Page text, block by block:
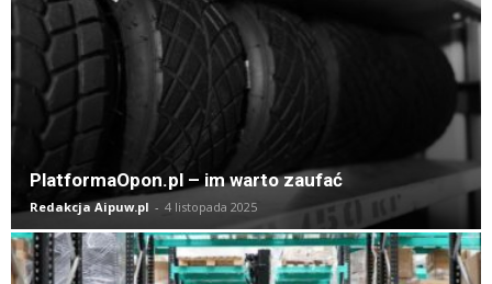
PlatformaOpon.pl – im warto zaufać
Redakcja Aipuw.pl - 4 listopada 2025